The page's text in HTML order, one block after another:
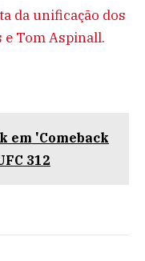
da unificação dos
e Tom Aspinall.
em 'Comeback
312